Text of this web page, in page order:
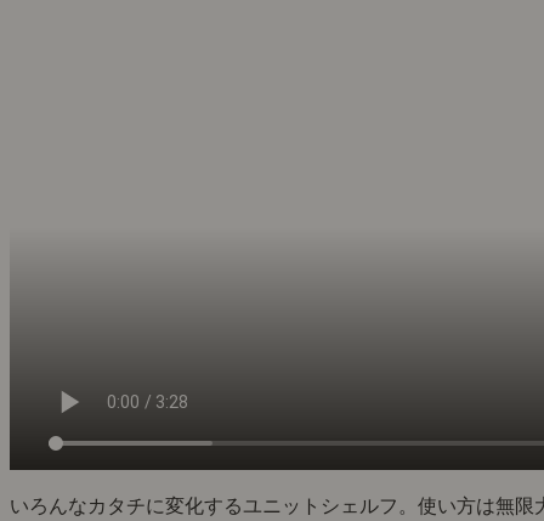
いろんなカタチに変化するユニットシェルフ。使い方は無限